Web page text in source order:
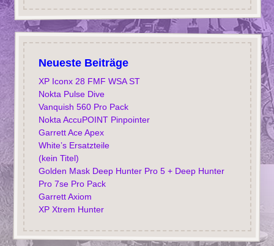
Neueste Beiträge
XP Iconx 28 FMF WSA ST
Nokta Pulse Dive
Vanquish 560 Pro Pack
Nokta AccuPOINT Pinpointer
Garrett Ace Apex
White’s Ersatzteile
(kein Titel)
Golden Mask Deep Hunter Pro 5 + Deep Hunter
Pro 7se Pro Pack
Garrett Axiom
XP Xtrem Hunter